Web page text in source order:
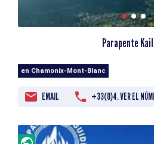
Parapente
en Chamonix-Mont-Blanc
EMAIL +33(0)4. VER EL